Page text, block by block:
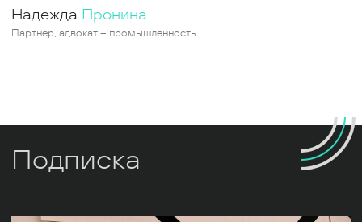
Надежда Пронина
Партнер, адвокат – промышленность
Подписка